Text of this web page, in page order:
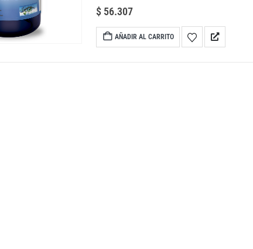
$ 56.307
AÑADIR AL CARRITO